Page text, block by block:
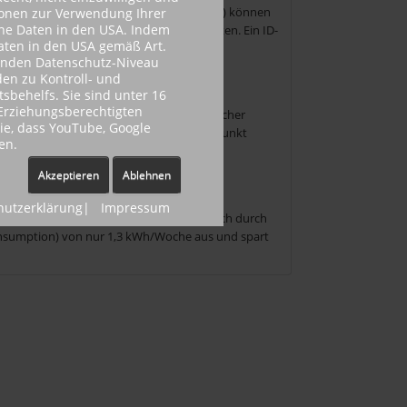
Mit dem Remote User Interface (RUI) können
das Netzwerk überwachen und verwalten. Ein ID-
allgemein zugänglichen Geräte sicher
bis er per PIN-Eingabe zu dem Zeitpunkt
Der i-SENSYS MF6140dn zeichnet sich durch
von nur 1,3 kWh/Woche aus und spart
zur Verwendung Ihrer
Daten in den USA. Indem
in den USA gemäß Art.
Datenschutz-Niveau
zu Kontroll- und
Sie sind unter 16
dass YouTube, Google
Akzeptieren Ablehnen
| Impressum